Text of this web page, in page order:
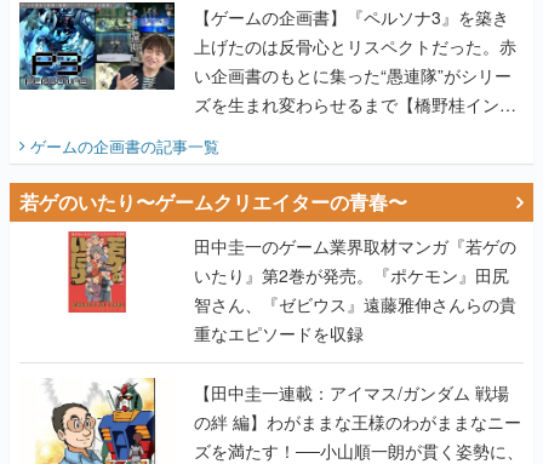
【ゲームの企画書】『ペルソナ3』を築き
上げたのは反骨心とリスペクトだった。赤
い企画書のもとに集った“愚連隊”がシリー
ズを生まれ変わらせるまで【橋野桂インタ
ゲームの企画書の記事一覧
若ゲのいたり〜ゲームクリエイターの青春〜
田中圭一のゲーム業界取材マンガ『若ゲの
いたり』第2巻が発売。『ポケモン』田尻
智さん、『ゼビウス』遠藤雅伸さんらの貴
重なエピソードを収録
【田中圭一連載：アイマス/ガンダム 戦場
の絆 編】わがままな王様のわがままなニー
ズを満たす！──小山順一朗が貫く姿勢に、